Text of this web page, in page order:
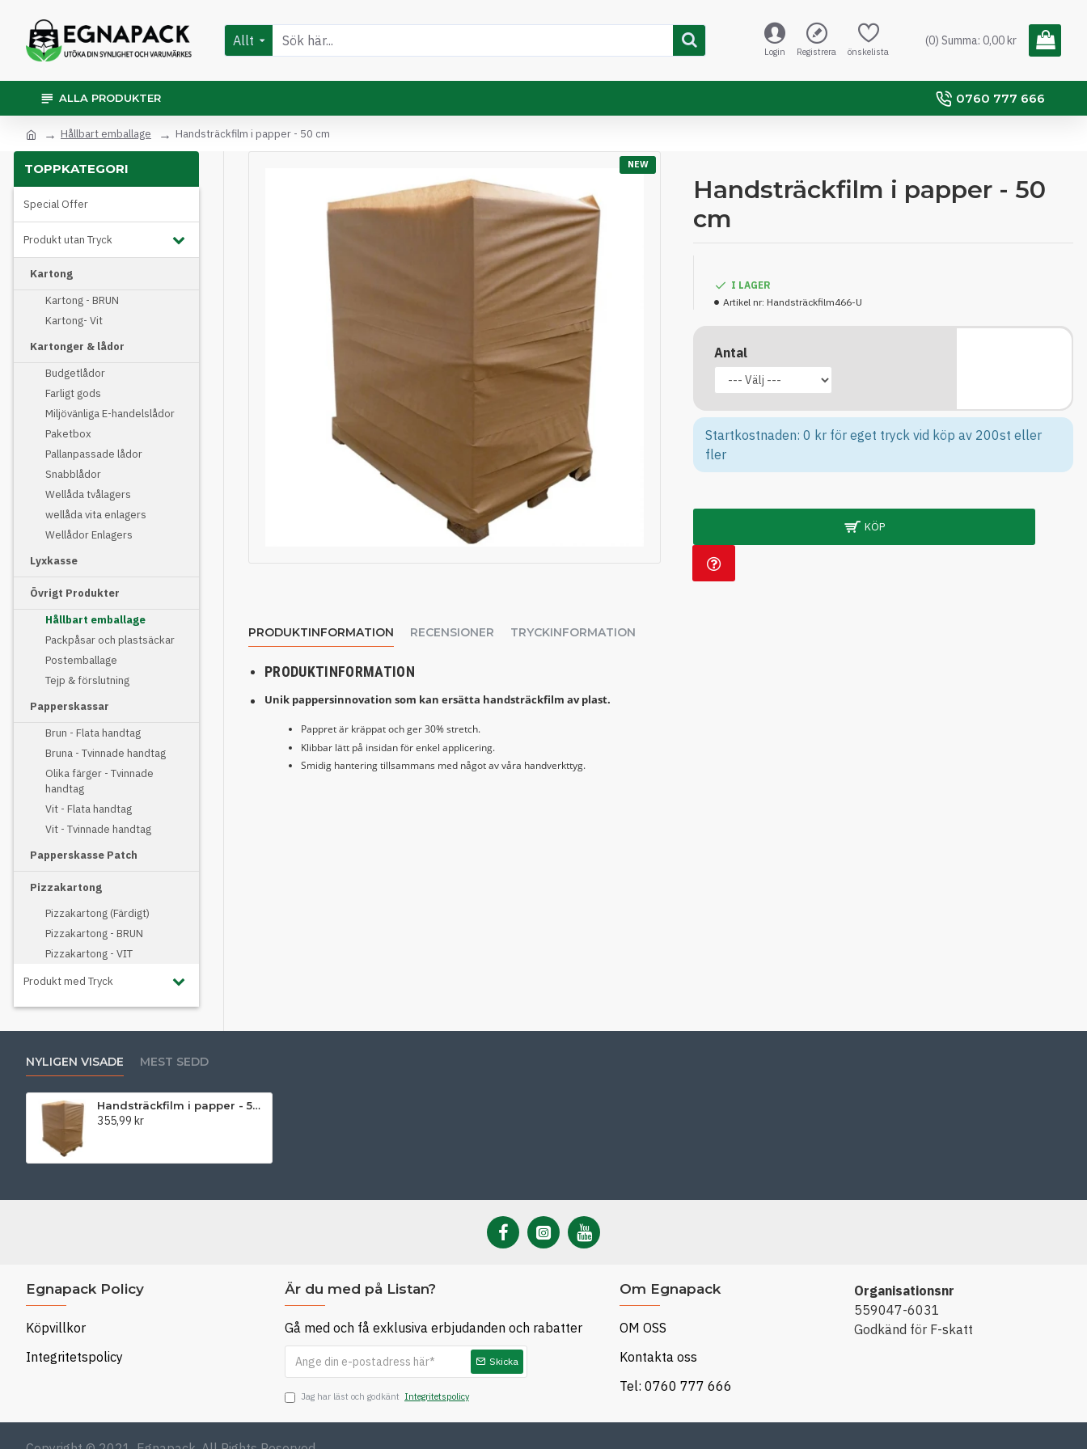
Allt
Login Registrera önskelista
(0) Summa: 0,00 kr
ALLA PRODUKTER 0760 777 666
Hållbart emballage Handsträckfilm i papper - 50 cm
TOPPKATEGORI
Special Offer
Produkt utan Tryck
Kartong
Kartong - BRUN
Kartong- Vit
Kartonger & lådor
Budgetlådor
Farligt gods
Miljövänliga E-handelslådor
Paketbox
Pallanpassade lådor
Snabblådor
Wellåda tvålagers
wellåda vita enlagers
Wellådor Enlagers
Lyxkasse
Övrigt Produkter
Hållbart emballage
Packpåsar och plastsäckar
Postemballage
Tejp & förslutning
Papperskassar
Brun - Flata handtag
Bruna - Tvinnade handtag
Olika färger - Tvinnade
handtag
Vit - Flata handtag
Vit - Tvinnade handtag
Papperskasse Patch
Pizzakartong
Pizzakartong (Färdigt)
Pizzakartong - BRUN
Pizzakartong - VIT
Produkt med Tryck
NEW
Handsträckfilm i papper - 50
cm
I LAGER
Artikel nr: Handsträckfilm466-U
Antal
Startkostnaden: 0 kr för eget tryck vid köp av 200st eller
fler
KÖP
PRODUKTINFORMATION RECENSIONER TRYCKINFORMATION
PRODUKTINFORMATION
Unik pappersinnovation som kan ersätta handsträckfilm av plast.
Pappret är kräppat och ger 30% stretch.
Klibbar lätt på insidan för enkel applicering.
Smidig hantering tillsammans med något av våra handverkttyg.
NYLIGEN VISADE MEST SEDD
Handsträckfilm i papper - 50 cm
355,99 kr
Egnapack Policy
Köpvillkor
Integritetspolicy
Är du med på Listan?
Gå med och få exklusiva erbjudanden och rabatter
Skicka
Jag har läst och godkänt Integritetspolicy
Om Egnapack
OM OSS
Kontakta oss
Tel: 0760 777 666
Organisationsnr
559047-6031
Godkänd för F-skatt